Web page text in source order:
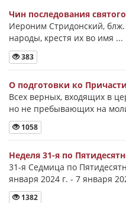
Чин последования
Иероним Стридонский, блж.
народы, крестя их во имя ...
383
О подготовки ко
Всех верных, входящих в
но не пребывающих на
1058
Неделя 31-я по
31-я Седмица по
января 2024 г. - 7 января
1382